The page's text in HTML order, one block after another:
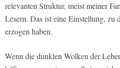
relevanten Struktur, meist meiner
Lesern. Das ist eine Einstellung, zu
erzogen haben.
Wenn die dunklen Wolken der